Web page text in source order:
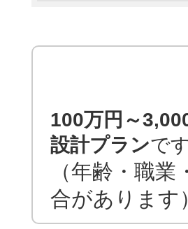
100万円～
設計プランです
（年齢・職
合があります